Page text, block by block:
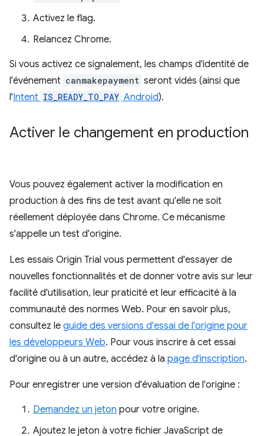
Activez le flag.
Relancez Chrome.
Si vous activez ce signalement, les champs d'identité de
l'événement canmakepayment seront vidés (ainsi que
l'Intent IS_READY_TO_PAY Android).
Activer le changement en production
Vous pouvez également activer la modification en
production à des fins de test avant qu'elle ne soit
réellement déployée dans Chrome. Ce mécanisme
s'appelle un test d'origine.
Les essais Origin Trial vous permettent d'essayer de
nouvelles fonctionnalités et de donner votre avis sur leur
facilité d'utilisation, leur praticité et leur efficacité à la
communauté des normes Web. Pour en savoir plus,
consultez le guide des versions d'essai de l'origine pour
les développeurs Web. Pour vous inscrire à cet essai
d'origine ou à un autre, accédez à la page d'inscription.
Pour enregistrer une version d'évaluation de l'origine :
Demandez un jeton pour votre origine.
Ajoutez le jeton à votre fichier JavaScript de